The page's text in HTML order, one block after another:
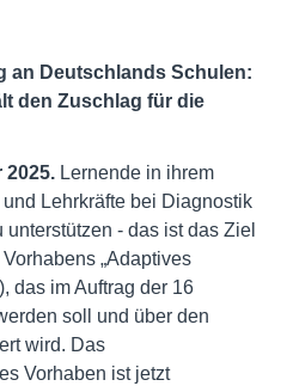
an Deutschlands Schulen:
den Zuschlag für die
2025. Lernende in ihrem
Lehrkräfte bei Diagnostik
- das ist das Ziel
„Adaptives
das im Auftrag der 16
soll und über den
wird. Das
Vorhaben ist jetzt